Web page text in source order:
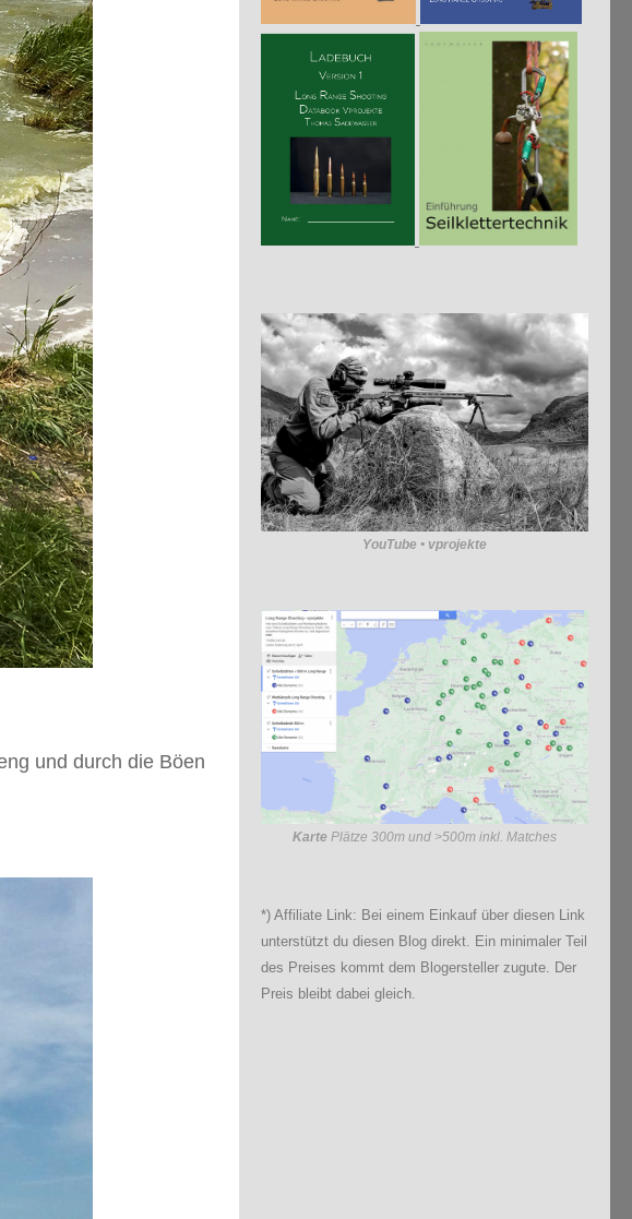
und durch die Böen
YouTube • vprojekte
Karte Plätze 300m und >500m inkl. Matches
*) Affiliate Link: Bei einem Einkauf über diesen Link
unterstützt du diesen Blog direkt. Ein minimaler Teil
des Preises kommt dem Blogersteller zugute. Der
Preis bleibt dabei gleich.